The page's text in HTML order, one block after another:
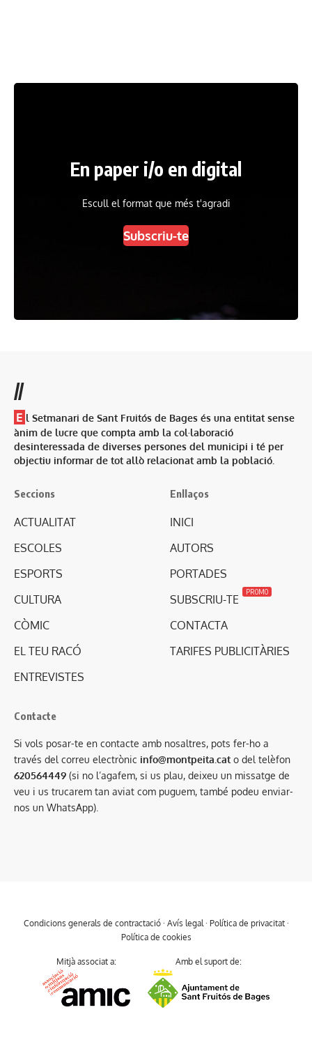
En paper i/o en digital
Escull el format que més t'agradi
Subscriu-te
//
E l Setmanari de Sant Fruitós de Bages és una entitat sense
ànim de lucre que compta amb la col·laboració
desinteressada de diverses persones del municipi i té per
objectiu informar de tot allò relacionat amb la població.
Seccions
ACTUALITAT
ESCOLES
ESPORTS
CULTURA
CÒMIC
EL TEU RACÓ
ENTREVISTES
Enllaços
INICI
AUTORS
PORTADES
SUBSCRIU-TE
PROMO
CONTACTA
TARIFES PUBLICITÀRIES
Contacte
Si vols posar-te en contacte amb nosaltres, pots fer-ho a
través del correu electrònic info@montpeita.cat o del telèfon
620564449 (si no l’agafem, si us plau, deixeu un missatge de
veu i us trucarem tan aviat com puguem, també podeu enviar-
nos un WhatsApp).
Condicions generals de contractació· Avís legal · Política de privacitat·
Política de cookies
Mitjà associat a: Amb el suport de: